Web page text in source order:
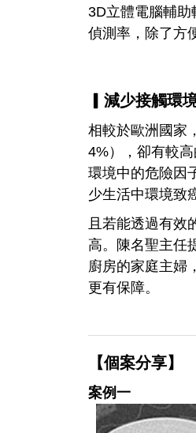
3D立體電腦輔
偵測率，除了方
▎減少接觸環
相較於歐洲國家
4%），卻有較
環境中的危險因
少生活中環境致
且若能透過有效
高。陳名聖主任
廚房的家庭主婦
更有保障。
【個案分享】
案例一